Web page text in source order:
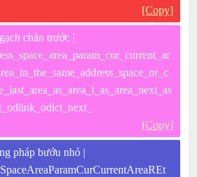
[Copy]
chân trước |
[Copy]
pháp bướu nhỏ |